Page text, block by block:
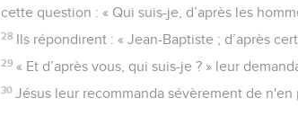
cette question : « Qui suis-je, d’après les
28 Ils répondirent : « Jean-Baptiste ; d’après
29 « Et d’après vous, qui suis-je ? » leur
30 Jésus leur recommanda sévèrement de n'en